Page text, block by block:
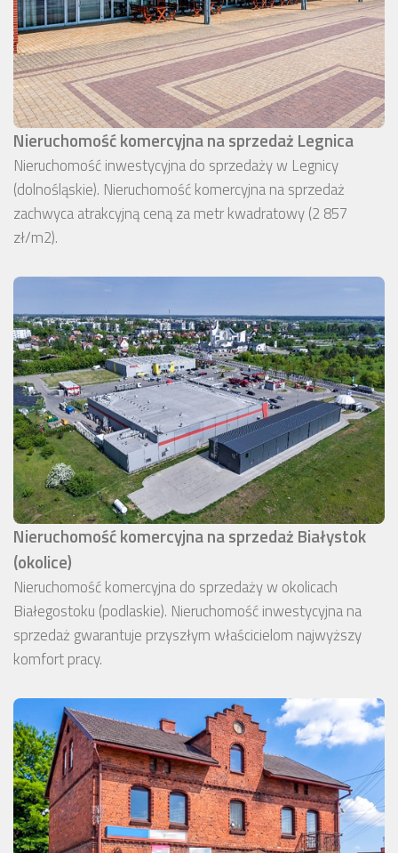
Nieruchomość komercyjna na sprzedaż Legnica
Nieruchomość inwestycyjna do sprzedaży w Legnicy
(dolnośląskie). Nieruchomość komercyjna na sprzedaż
zachwyca atrakcyjną ceną za metr kwadratowy (2 857
zł/m2).
Nieruchomość komercyjna na sprzedaż Białystok
(okolice)
Nieruchomość komercyjna do sprzedaży w okolicach
Białegostoku (podlaskie). Nieruchomość inwestycyjna na
sprzedaż gwarantuje przyszłym właścicielom najwyższy
komfort pracy.